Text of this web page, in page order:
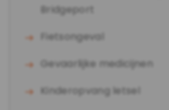
Bridgeport
Fietsongeval
Gevaarlijke medicijnen
Kinderopvang letsel